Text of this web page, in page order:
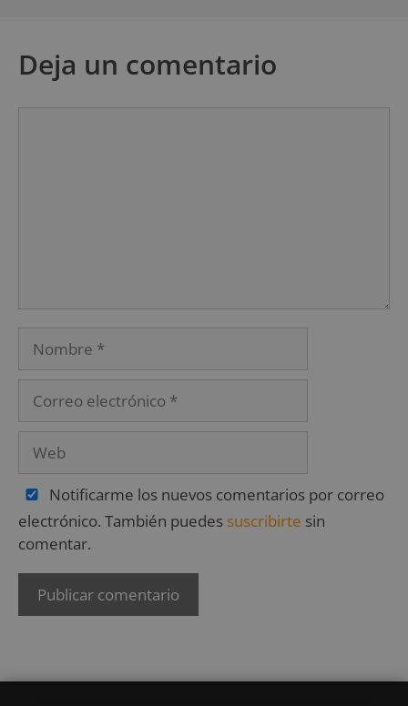
Deja un comentario
Notificarme los nuevos comentarios por correo
electrónico. También puedes suscribirte sin
comentar.